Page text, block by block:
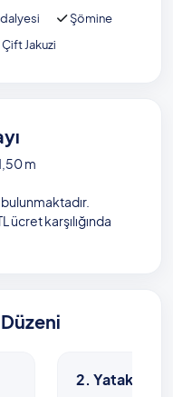
Şömine
Çift Jakuzi
m
karşılığında
2. Yatak